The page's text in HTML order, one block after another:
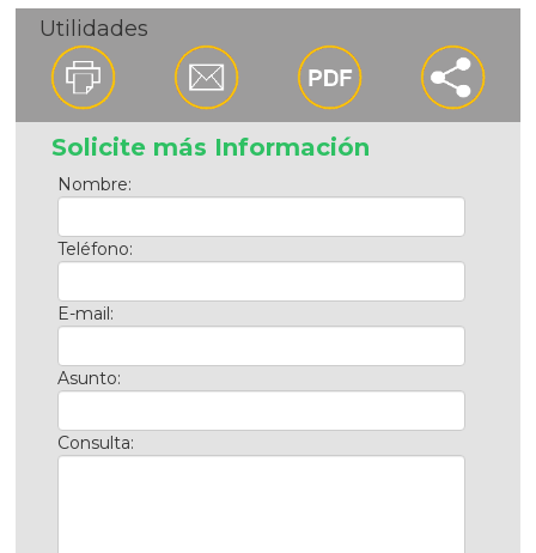
Utilidades
Solicite más Información
Nombre:
Teléfono:
E-mail:
Asunto:
Consulta: